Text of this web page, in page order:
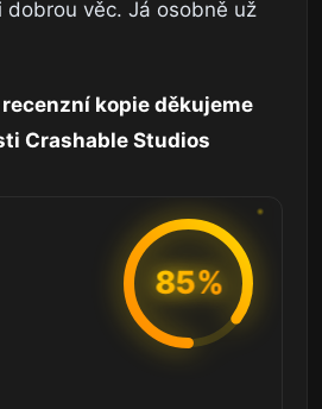
dobrou věc. Já osobně už
kopie děkujeme
Crashable Studios
85%